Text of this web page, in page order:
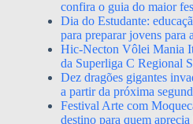
confira o guia do maior
Dia do Estudante:
para preparar jovens para
Hic-Necton Vôlei Mania
da Superliga C Regional
Dez dragões gigantes
a partir da próxima
Festival Arte com
destino para quem